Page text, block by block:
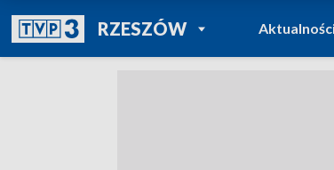
RZESZÓWPOWRÓT DO
TVP REGIONY